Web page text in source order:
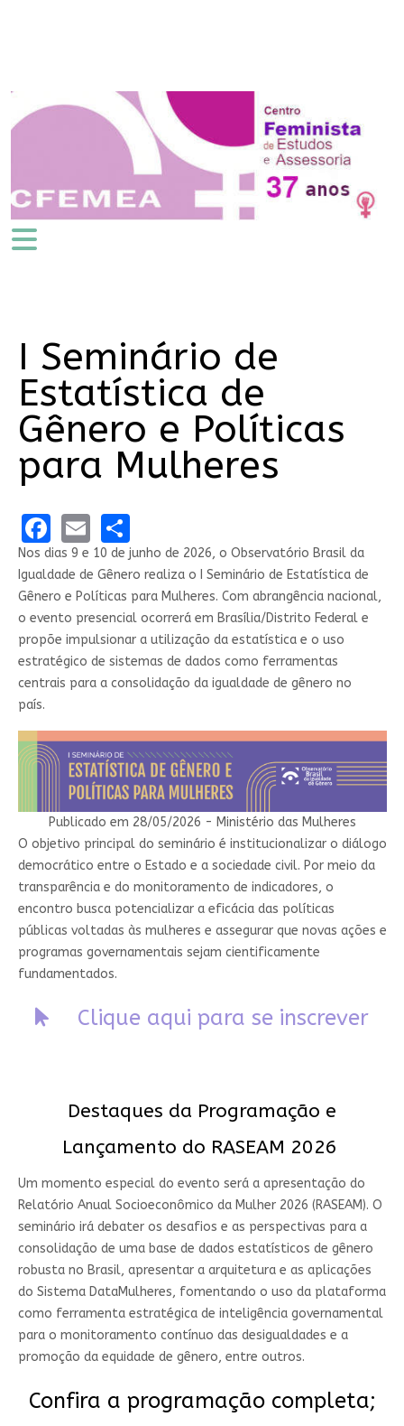
I Seminário de
Estatística de
Gênero e Políticas
para Mulheres
Facebook
EmailShare
Nos dias 9 e 10 de junho de 2026, o Observatório Brasil da
Igualdade de Gênero realiza o I Seminário de Estatística de
Gênero e Políticas para Mulheres. Com abrangência nacional,
o evento presencial ocorrerá em Brasília/Distrito Federal e
propõe impulsionar a utilização da estatística e o uso
estratégico de sistemas de dados como ferramentas
centrais para a consolidação da igualdade de gênero no
país.
Publicado em 28/05/2026 - Ministério das Mulheres
O objetivo principal do seminário é institucionalizar o diálogo
democrático entre o Estado e a sociedade civil. Por meio da
transparência e do monitoramento de indicadores, o
encontro busca potencializar a eficácia das políticas
públicas voltadas às mulheres e assegurar que novas ações e
programas governamentais sejam cientificamente
fundamentados.
Clique aqui para se inscrever
Destaques da Programação e
Lançamento do RASEAM 2026
Um momento especial do evento será a apresentação do
Relatório Anual Socioeconômico da Mulher 2026 (RASEAM). O
seminário irá debater os desafios e as perspectivas para a
consolidação de uma base de dados estatísticos de gênero
robusta no Brasil, apresentar a arquitetura e as aplicações
do Sistema DataMulheres, fomentando o uso da plataforma
como ferramenta estratégica de inteligência governamental
para o monitoramento contínuo das desigualdades e a
promoção da equidade de gênero, entre outros.
Confira a programação completa;